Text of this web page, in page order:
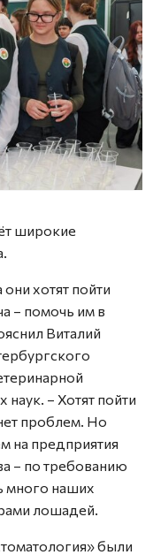
широкие
хотят пойти
– помочь им в
Виталий
– Хотят пойти
проблем. Но
на предприятия
– по требованию
много наших
лошадей.
были